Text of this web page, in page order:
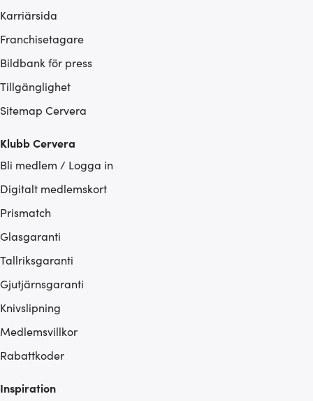
Karriärsida
Franchisetagare
Bildbank för press
Tillgänglighet
Sitemap Cervera
Klubb Cervera
Bli medlem / Logga in
Digitalt medlemskort
Prismatch
Glasgaranti
Tallriksgaranti
Gjutjärnsgaranti
Knivslipning
Medlemsvillkor
Rabattkoder
Inspiration